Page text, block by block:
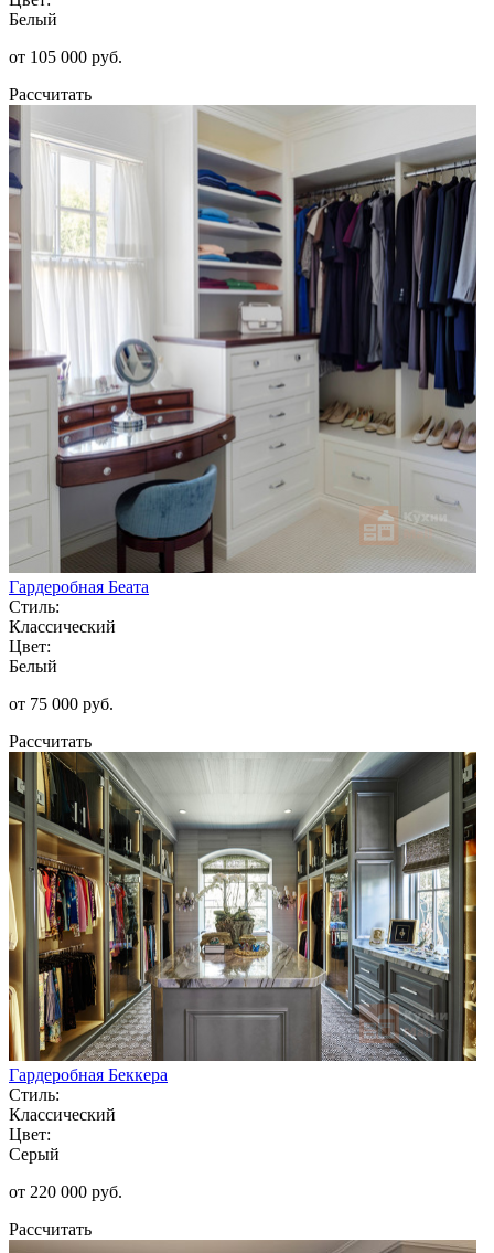
Белый
от 105 000 руб.
Рассчитать
Гардеробная Беата
Стиль:
Классический
Цвет:
Белый
от 75 000 руб.
Рассчитать
Гардеробная Беккера
Стиль:
Классический
Цвет:
Серый
от 220 000 руб.
Рассчитать